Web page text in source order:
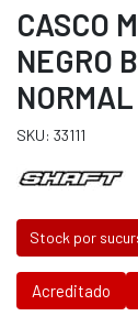
CASCO
NEGRO
SKU: 33111
Stock por
Acreditado